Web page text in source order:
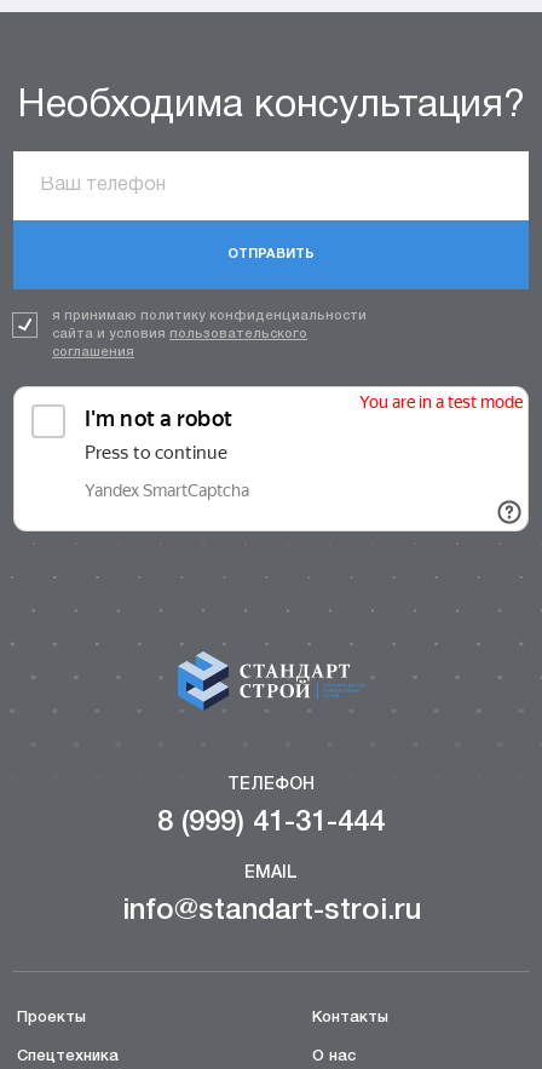
Необходима консультация?
ОТПРАВИТЬ
я принимаю политику конфиденциальности
сайта и условия пользовательского
соглашения
ТЕЛЕФОН
8 (999) 41-31-444
EMAIL
info@standart-stroi.ru
Проекты
Спецтехника
Контакты
О нас